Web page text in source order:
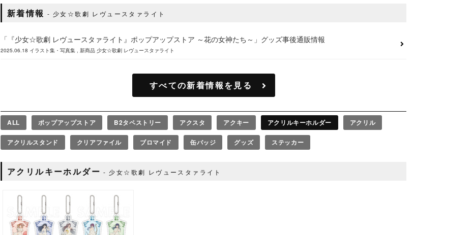
新着情報 少女☆歌劇 レヴュースタァライト
「『少女☆歌劇 レヴュースタァライト』ポップアップストア ～花の女神たち～」グッズ事後通販情報
2025.06.18 イラスト集・写真集 新商品 少女☆歌劇 レヴュースタァライト
すべての新着情報を見る
ALL ポップアップストア B2タペストリー アクスタ アクキー アクリルキーホルダー アクリル
アクリルスタンド クリアファイル ブロマイド 缶バッジ グッズ ステッカー
アクリルキーホルダー 少女☆歌劇 レヴュースタァライト